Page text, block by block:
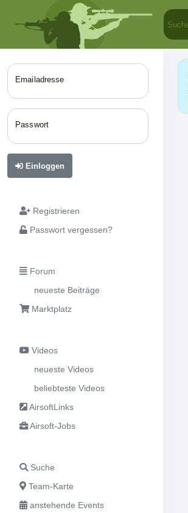
Emailadresse
Passwort
Einloggen
Registrieren
Passwort vergessen?
Forum
neueste Beiträge
Marktplatz
Videos
neueste Videos
beliebteste Videos
AirsoftLinks
Airsoft-Jobs
Suche
Team-Karte
anstehende Events